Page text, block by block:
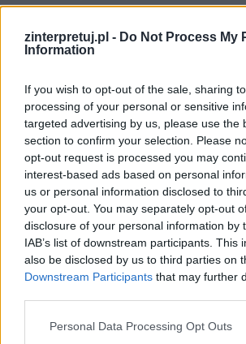
zinterpretuj.pl - Do Not Process My
Information
If you wish to opt-out of the sale, sharing
processing of your personal or sensitive
targeted advertising by us, please use the
section to confirm your selection. Please
opt-out request is processed you may
interest-based ads based on personal
us or personal information disclosed to
your opt-out. You may separately opt-out
disclosure of your personal information by
IAB’s list of downstream participants. This
also be disclosed by us to third parties on
Downstream Participants that may further
Personal Data Processing Opt Outs
Przestrzenią współprzedstawioną,
widać, a która stanowi kontekst
treści dramatu, jest w tym
tożsamy z rzeczywistością Polski
XX wieku. Dopiero będąc
tych dwóch przestrzeni, widz jest
pełni świadomie odebrać i
dzieła. Innym przykładem może
Sławomira Mrożka. Tutaj również
sceny jest zwierciadłem
Sztuka o zachwianiu postaw
prawdopodobnie nie zrobiłaby na
kontekstu przestrzeni